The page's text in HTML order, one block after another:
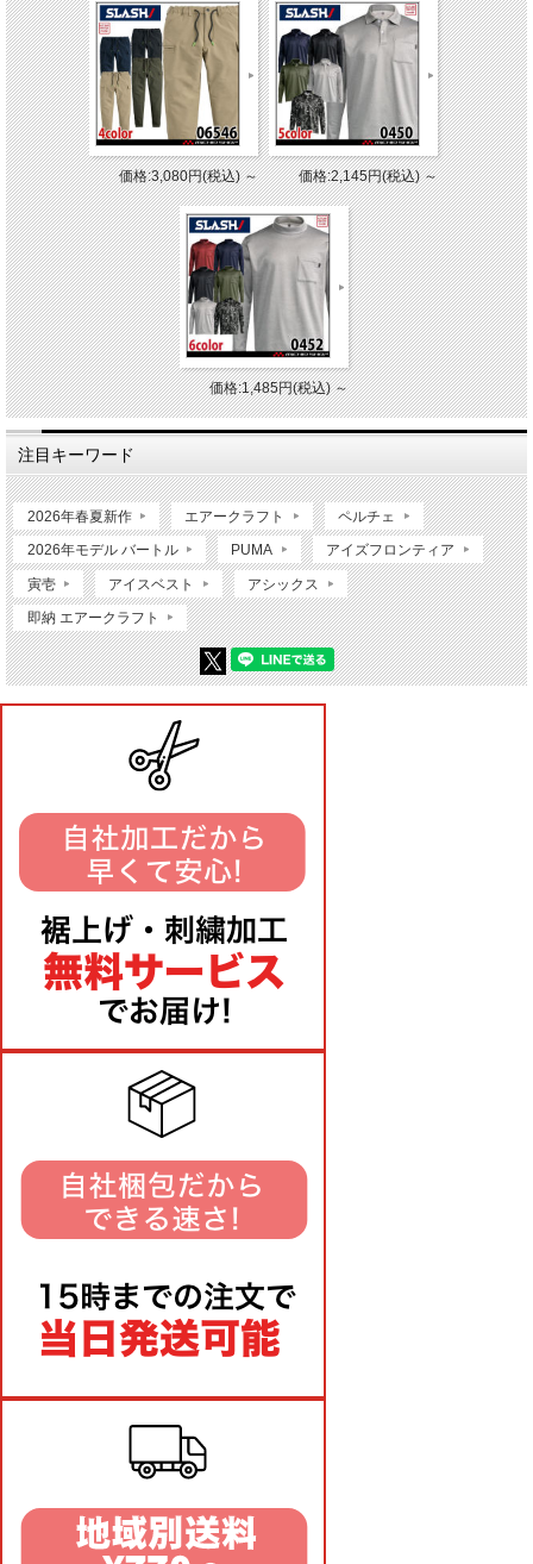
価格:3,080円(税込)～ 価格:2,145円(税込)～
価格:1,485円(税込)～
注目キーワード
2026年春夏新作 エアークラフト ペルチェ
2026年モデル バートル PUMA アイズフロンティア
寅壱 アイスベスト アシックス
即納 エアークラフト